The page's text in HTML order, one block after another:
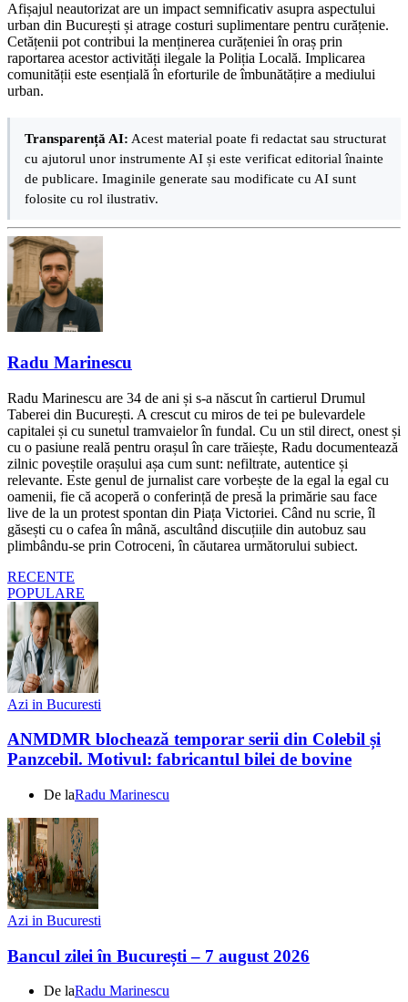
Afișajul neautorizat are un impact semnificativ asupra aspectului
urban din București și atrage costuri suplimentare pentru curățenie.
Cetățenii pot contribui la menținerea curățeniei în oraș prin
raportarea acestor activități ilegale la Poliția Locală. Implicarea
comunității este esențială în eforturile de îmbunătățire a mediului
urban.
Transparență AI: Acest material poate fi redactat sau structurat
cu ajutorul unor instrumente AI și este verificat editorial înainte
de publicare. Imaginile generate sau modificate cu AI sunt
folosite cu rol ilustrativ.
Radu Marinescu
Radu Marinescu are 34 de ani și s-a născut în cartierul Drumul
Taberei din București. A crescut cu miros de tei pe bulevardele
capitalei și cu sunetul tramvaielor în fundal. Cu un stil direct, onest și
cu o pasiune reală pentru orașul în care trăiește, Radu documentează
zilnic poveștile orașului așa cum sunt: nefiltrate, autentice și
relevante. Este genul de jurnalist care vorbește de la egal la egal cu
oamenii, fie că acoperă o conferință de presă la primărie sau face
live de la un protest spontan din Piața Victoriei. Când nu scrie, îl
găsești cu o cafea în mână, ascultând discuțiile din autobuz sau
plimbându-se prin Cotroceni, în căutarea următorului subiect.
RECENTE
POPULARE
Azi in Bucuresti
ANMDMR blochează temporar serii din Colebil și
Panzcebil. Motivul: fabricantul bilei de bovine
De laRadu Marinescu
Azi in Bucuresti
Bancul zilei în București – 7 august 2026
De laRadu Marinescu